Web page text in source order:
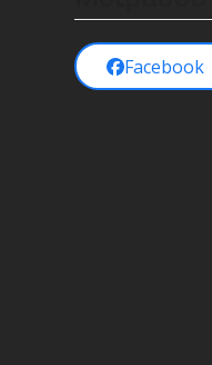
Facebook